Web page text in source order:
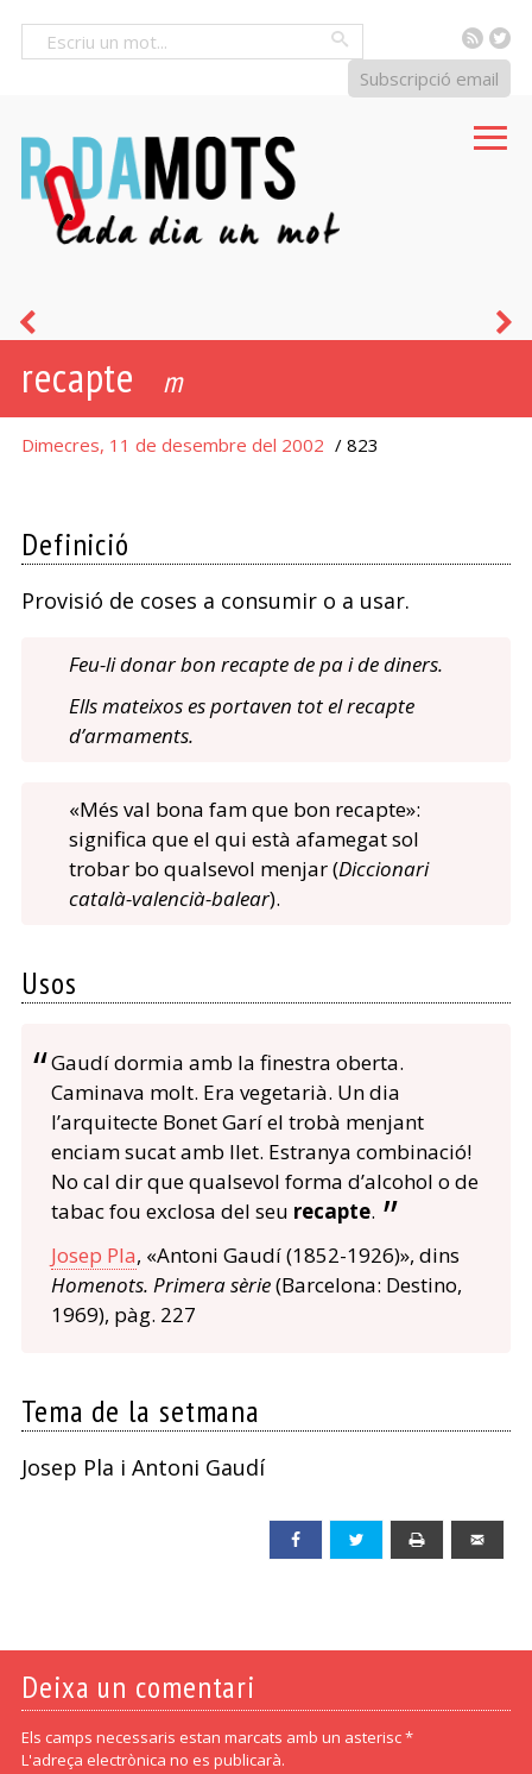
RSS
Subscripció email
recapte m
Dimecres, 11 de desembre del 2002 / 823
Definició
Provisió de coses a consumir o a usar.
Feu-li donar bon recapte de pa i de diners.
Ells mateixos es portaven tot el recapte
d’armaments.
«Més val bona fam que bon recapte»:
significa que el qui està afamegat sol
trobar bo qualsevol menjar (Diccionari
català-valencià-balear).
Usos
Gaudí dormia amb la finestra oberta.
Caminava molt. Era vegetarià. Un dia
l’arquitecte Bonet Garí el trobà menjant
enciam sucat amb llet. Estranya combinació!
No cal dir que qualsevol forma d’alcohol o de
tabac fou exclosa del seu recapte.
Josep Pla, «Antoni Gaudí (1852-1926)», dins
Homenots. Primera sèrie(Barcelona: Destino,
1969), pàg. 227
Tema de la setmana
Josep Pla i Antoni Gaudí
Facebook Twitter
Deixa un comentari
Els camps necessaris estan marcats amb un asterisc *
L'adreça electrònica no es publicarà.
guerxada